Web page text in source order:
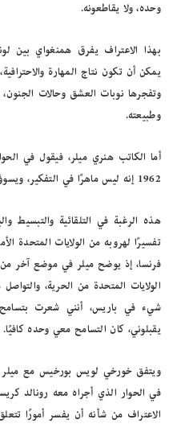
وحده، ولا يقاطعونه.
بهذا الاعتراف يفرق همنغواي بين
يمكن أن تكون نتاج المهارة
وتفجرها نوبات العشق وحالات
وطبيعته.
أما الكاتب هنري ميلر، فيقول في
1962 إنه ليس ماهرًا في التفكير، ويسوؤه أن يفكر.
هذه الرغبة في التلقائية والتبسيط
تفسيرًا لهروبه من الولايات المتحدة
فرنسا، إذ يوضح ميلر في موضع آخر
الولايات المتحدة من الحرية،
شيء في باريس، أنني شعرت
يقبلوني، كان التسامح معي وحده
ويتفق خورخي لويس بورخيس مع ميلر
الاعتراف من شأنه أن يفسر أمورًا